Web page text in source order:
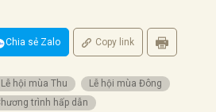
Chia sẻ Zalo Copy link
Lễ hội mùa Thu
Lễ hội mùa Đông
trình hấp dẫn